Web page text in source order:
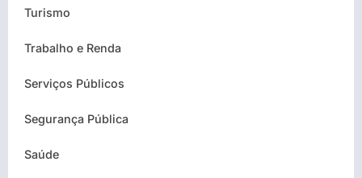
Turismo
Trabalho e Renda
Serviços Públicos
Segurança Pública
Saúde